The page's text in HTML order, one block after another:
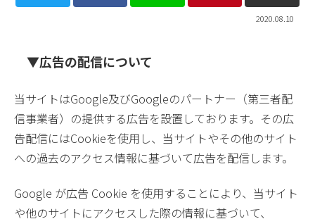
2020.08.10
▼広告の配信について
当サイトはGoogle及びGoogleのパートナー（第三者配
信事業者）の提供する広告を設置しております。その広
告配信にはCookieを使用し、当サイトやその他のサイト
への過去のアクセス情報に基づいて広告を配信します。
Google が広告 Cookie を使用することにより、当サイト
や他のサイトにアクセスした際の情報に基づいて、